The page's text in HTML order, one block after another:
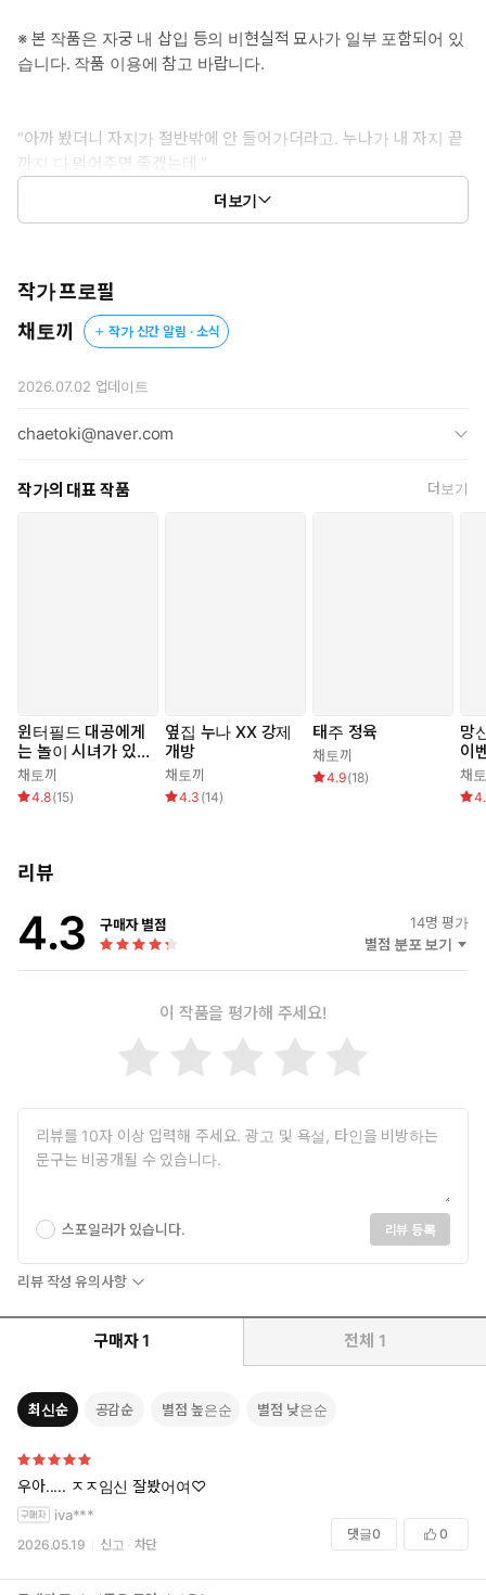
※ 본 작품은 자궁 내 삽입 등의 비현실적 묘사가 일부 포함되어 있
습니다. 작품 이용에 참고 바랍니다.
“아까 봤더니 자지가 절반밖에 안 들어가더라고. 누나가 내 자지 끝
까지 다 먹어주면 좋겠는데.”
주먹만 한 자궁이 자리해 볼록하게 솟아오른 아랫배 부근을
손바닥으로 덮어 눌러보고는 다시 손끝으로 위치를 가늠한다.
다.
찔퍽! 찔퍽! 찔퍽!
끈적한 액체들이 허리짓에 맞춰 자궁 안에서 출렁거렸다.
그는 자궁 내부를 자비 없이 휘젓고 말캉한 벽을 할퀴었다.
제 냄새와 흔적이 그녀의 가장 깊은 곳까지 배어들도록.
그래서 다시는 나를 떠나지 못하도록.
“응앗! 옥, 좋, 하악, 좋아, 악—!”
더보기
작가 프로필
채토끼
작가 신간 알림 · 소식
2026.07.02 업데이트
chaetoki@naver.com
작가의 대표 작품 더보기
윈터필드 대공에게
는 놀이 시녀가 있
다
채토끼
4.8(15)
옆집 누나 XX 강제
개방
채토끼
4.3 (14)
태주 정육
채토끼
4.9(18)
망
이
채
리뷰
4.3 구매자 별점 14명 평가
별점 분포 보기
이 작품을 평가해 주세요!
스포일러가 있습니다. 리뷰 등록
리뷰 작성 유의사항
구매자 1 전체 1
최신순 공감순 별점 높은순 별점 낮은순
우아..... ㅈㅈ임신 잘봤어여♡
iva***
2026.05.19 신고 차단
댓글0 0